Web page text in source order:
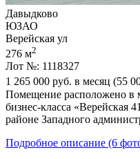
Давыдково
ЮЗАО
Верейская ул
276 м2
Лот №: 1118327
1 265 000 руб. в месяц (55
Помещение расположено в
бизнес-класса
районе Западного
Подробное описание (6